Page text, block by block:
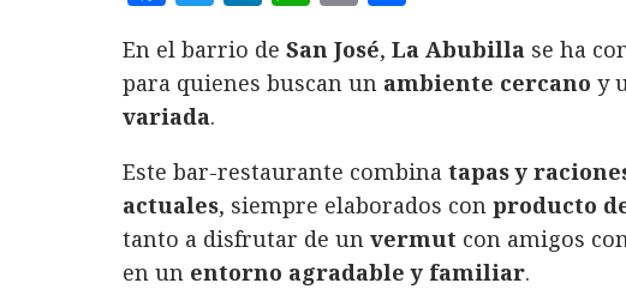
c
e
b
o
o
k
it
te
n
k
d
I
n
at
s
p
p
ai
l
m
p
rt
ir
En el barrio de San José, La Abubilla se ha
para quienes buscan un ambiente cercano y
variada.
Este bar-restaurante combina tapas y
actuales, siempre elaborados con producto
tanto a disfrutar de un vermut con amigos
en un entorno agradable y familiar.